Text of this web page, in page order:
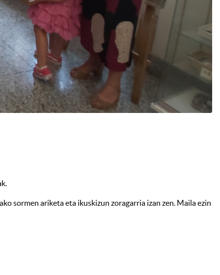
sormen ariketa eta ikuskizun zoragarria izan zen. Maila ezin